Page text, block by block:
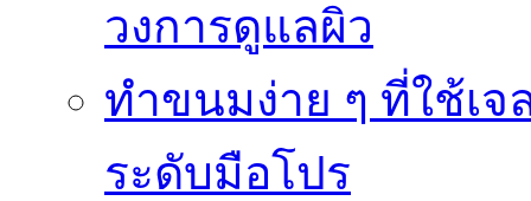
วงการดูแลผิว
ทำขนมง่าย ๆ ที่ใช้เ
ระดับมือโปร